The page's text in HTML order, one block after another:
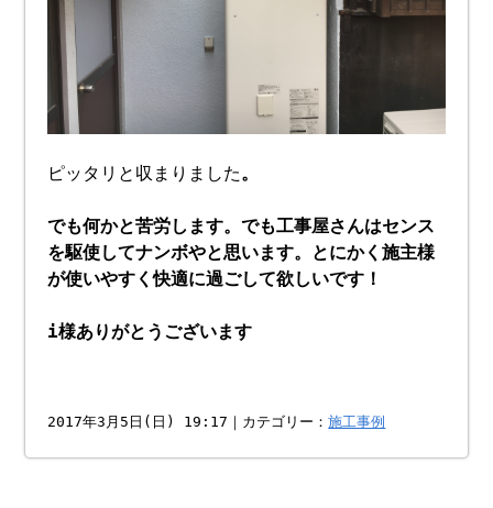
ピッタリと収まりました。
でも何かと苦労します。でも工事屋さんはセンス
を駆使してナンボやと思います。とにかく施主様
が使いやすく快適に過ごして欲しいです！
i様ありがとうございます
2017年3月5日(日) 19:17｜カテゴリー：施工事例